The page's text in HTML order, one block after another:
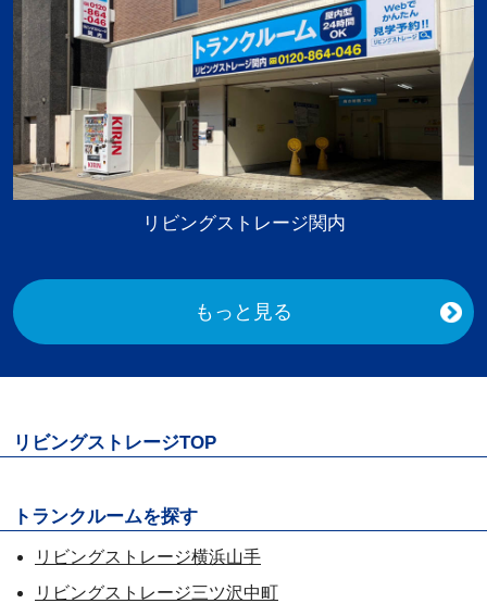
リビングストレージ関内
もっと見る
リビングストレージTOP
トランクルームを探す
リビングストレージ横浜山手
リビングストレージ三ツ沢中町